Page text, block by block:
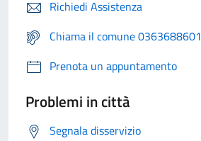
Richiedi Assistenza
Chiama il comune 0363688601
Prenota un appuntamento
Problemi in città
Segnala disservizio